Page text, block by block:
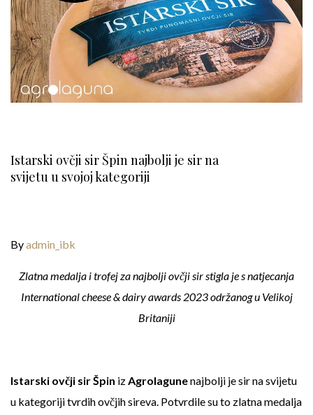
Istarski ovčji sir Špin najbolji je sir na
svijetu u svojoj kategoriji
Byadmin_ibk
Zlatna medalja i trofej za najbolji ovčji sir stigla je s natjecanja
International cheese & dairy awards 2023 održanog u Velikoj
Britaniji
Istarski ovčji sir Špin izAgrolagunenajbolji je sir na svijetu
u kategoriji tvrdih ovčjih sireva. Potvrdile su to zlatna medalja